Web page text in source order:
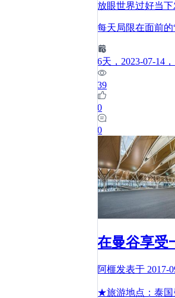
放眼世界过好当下
每天局限在面前
6天 ，2023-07-14
39
0
0
在曼谷享受
阿榧发表于 2017-
★旅游地点：泰国